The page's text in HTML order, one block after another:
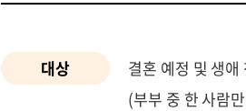
대상
결혼 예정 및 생애
(부부 중 한 사람